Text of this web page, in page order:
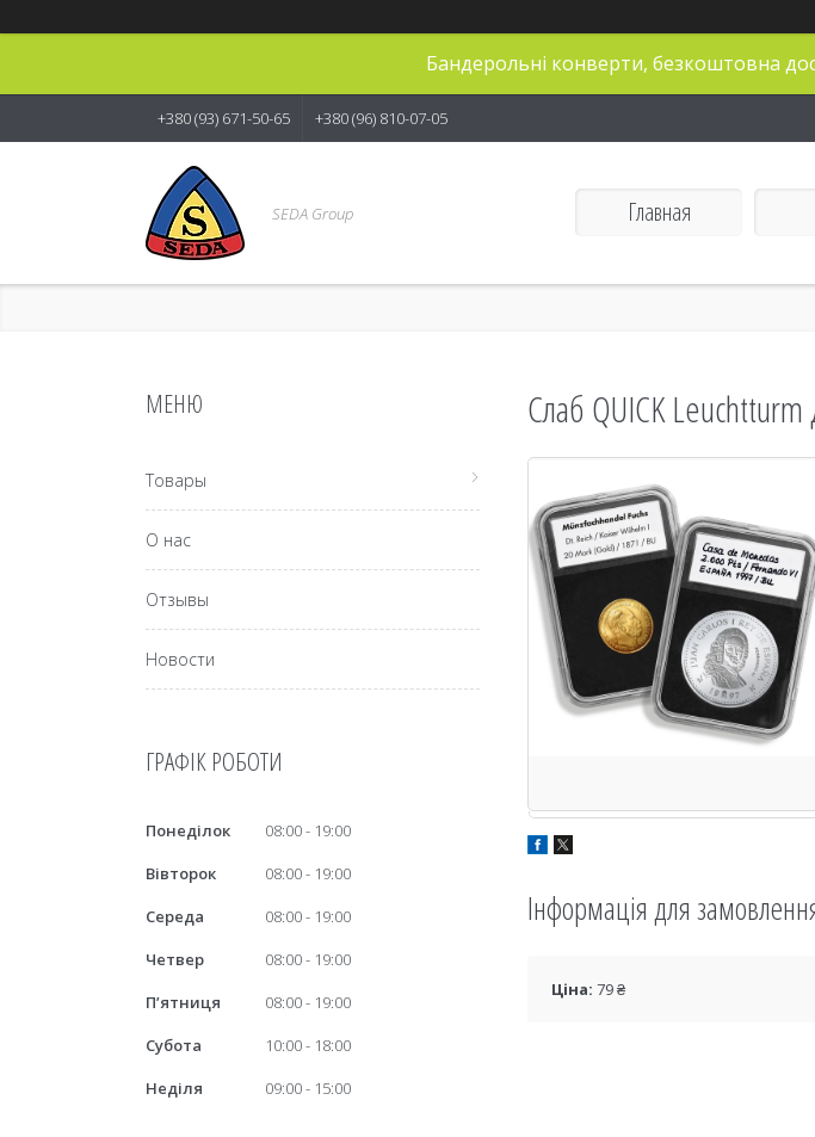
Бандерольні конверти, безкоштовна
+380 (93) 671-50-65 +380 (96) 810-07-05
SEDA Group Главная
Слаб QUICK
Інформація для
Ціна: 79 ₴
Товары
О нас
Отзывы
Новости
ГРАФІК РОБОТИ
Понеділок 08:00
19:00
Вівторок
08:00
19:00
Середа
08:00
19:00
Четвер
08:00
19:00
Пʼятниця
08:00
19:00
Субота
10:00
18:00
Неділя
09:00 15:00